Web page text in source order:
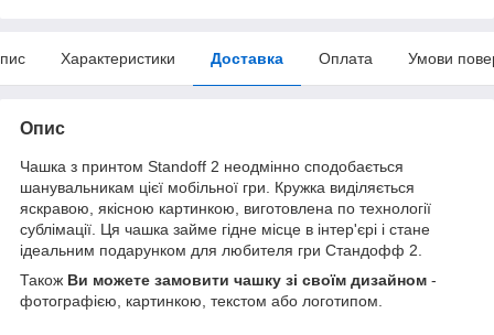
Характеристики Доставка Оплата Умови
Опис
Чашка з принтом Standoff 2 неодмінно сподобається
шанувальникам цієї мобільної гри. Кружка виділяється
яскравою, якісною картинкою, виготовлена по технології
сублімації. Ця чашка займе гідне місце в інтер'єрі і стане
ідеальним подарунком для любителя гри Стандофф 2.
Також Ви можете замовити чашку зі своїм дизайном -
фотографією, картинкою, текстом або логотипом.